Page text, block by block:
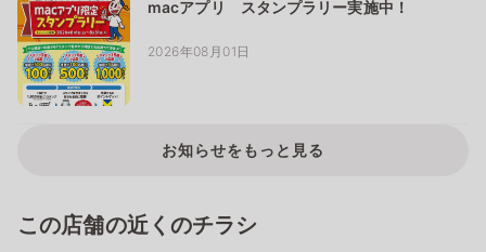
macアプリ スタンプラリー実施中！
2026年08月01日
お知らせをもっと見る
この店舗の近くのチラシ